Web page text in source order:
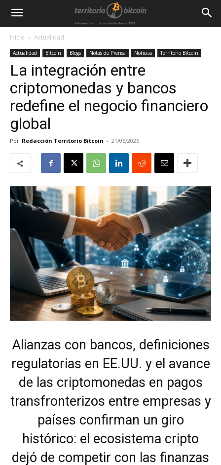
Inicio Actualidad
Actualidad Bitcoin Blogs Notas de Prensa Noticias Territorio Bitcoin
La integración entre
criptomonedas y bancos
redefine el negocio financiero
global
Por Redacción Territorio Bitcoin - 21/05/2026
Alianzas con bancos, definiciones
regulatorias en EE.UU. y el avance
de las criptomonedas en pagos
transfronterizos entre empresas y
países confirman un giro
histórico: el ecosistema cripto
dejó de competir con las finanzas